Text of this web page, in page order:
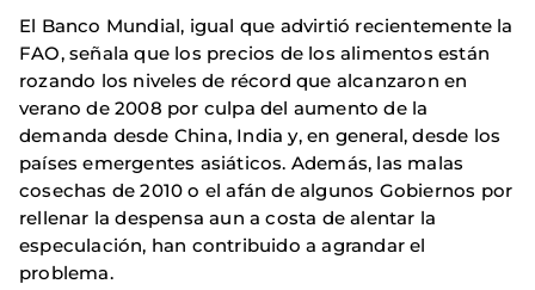
El Banco Mundial, igual que advirtió recientemente la
FAO, señala que los precios de los alimentos están
rozando los niveles de récord que alcanzaron en
verano de 2008 por culpa del aumento de la
demanda desde China, India y, en general, desde los
países emergentes asiáticos. Además, las malas
cosechas de 2010 o el afán de algunos Gobiernos por
rellenar la despensa aun a costa de alentar la
especulación, han contribuido a agrandar el
problema.